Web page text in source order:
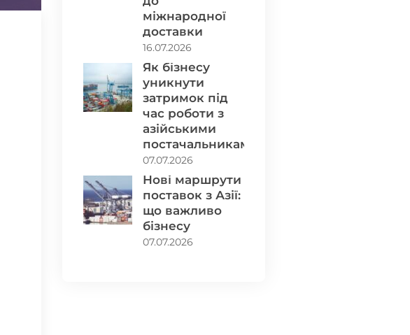
міжнародної
доставки
16.07.2026
Як бізнесу
уникнути
затримок під
час роботи з
азійськими
постачальниками
07.07.2026
Нові маршрути
поставок з Азії:
що важливо
бізнесу
07.07.2026